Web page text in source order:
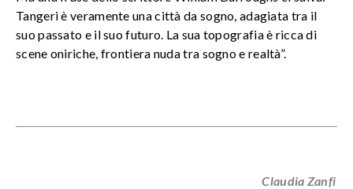
Tangeri è veramente una città da sogno, adagiata tra il
suo passato e il suo futuro. La sua topografia è ricca di
scene oniriche, frontiera nuda tra sogno e realtà”.
Claudia Zanfi